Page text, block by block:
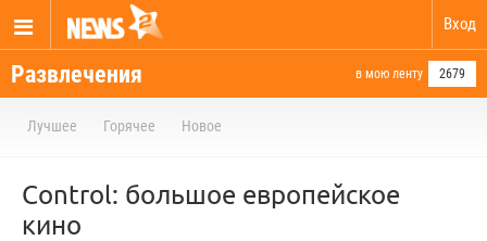
Вход
Развлечения в мою ленту 2679
Лучшее Горячее Новое
Control: большое европейское
кино